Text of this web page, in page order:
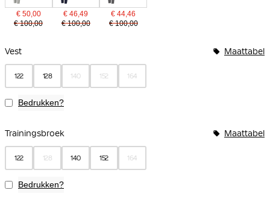
€ 50,00
€ 100,00
€ 46,49
€ 100,00
€ 44,46
€ 100,00
Vest Maattabel
122 128 140 152 164
Bedrukken?
Trainingsbroek Maattabel
122 128 140 152 164
Bedrukken?